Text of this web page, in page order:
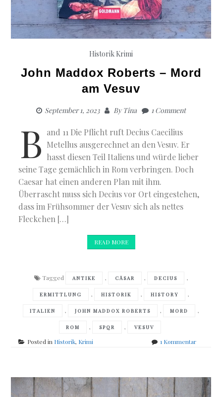
Historik Krimi
John Maddox Roberts – Mord
am Vesuv
September 1, 2023 ByTina 1 Comment
B and 11 Die Pflicht ruft Decius Caecilius
Metellus ausgerechnet an den Vesuv. Er
hasst diesen Teil Italiens und würde lieber
seine Tage gemächlich in Rom verbringen. Doch
Caesar hat einen anderen Plan mit ihm.
Überrascht muss sich Decius vor Ort eingestehen,
dass im Frühsommer der Vesuv sich als nettes
Fleckchen […]
READ MORE
Tagged ANTIKE , CÄSAR , DECIUS ,
ERMITTLUNG , HISTORIK , HISTORY ,
ITALIEN , JOHN MADDOX ROBERTS , MORD ,
ROM , SPQR , VESUV
Posted in Historik, Krimi 1 Kommentarzu
–
Mord